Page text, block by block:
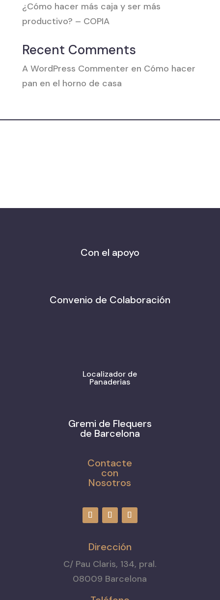
¿Cómo hacer más caja y ser más
productivo? – COPIA
Recent Comments
A WordPress Commenter en Cómo hacer
pan en el horno de casa
Con el apoyo
Convenio de Colaboración
Localizador de
Panaderias
Gremi de Flequers
de Barcelona
Contacte
con
Nosotros
Dirección
C/ Pau Claris, 134, pral.
08009 Barcelona